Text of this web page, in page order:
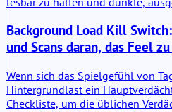
Background Load Kill
und Scans daran, das Feel
Wenn sich das Spielgefühl von
Hintergrundlast ein
Checkliste, um die üblichen